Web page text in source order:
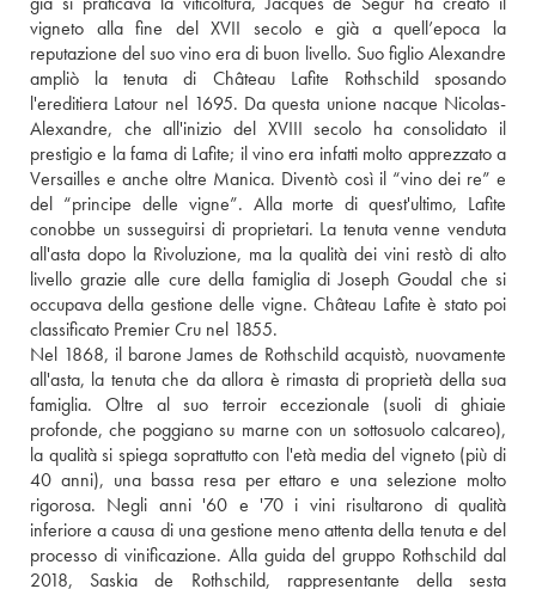
vigneto alla fine del XVII secolo e già a quell’epoca la
reputazione del suo vino era di buon livello. Suo figlio Alexandre
ampliò la tenuta di Château Lafite Rothschild sposando
l'ereditiera Latour nel 1695. Da questa unione nacque Nicolas-
Alexandre, che all'inizio del XVIII secolo ha consolidato il
prestigio e la fama di Lafite; il vino era infatti molto apprezzato a
Versailles e anche oltre Manica. Diventò così il “vino dei re” e
del “principe delle vigne”. Alla morte di quest'ultimo, Lafite
conobbe un susseguirsi di proprietari. La tenuta venne venduta
all'asta dopo la Rivoluzione, ma la qualità dei vini restò di alto
livello grazie alle cure della famiglia di Joseph Goudal che si
occupava della gestione delle vigne. Château Lafite è stato poi
classificato Premier Cru nel 1855.
Nel 1868, il barone James de Rothschild acquistò, nuovamente
all'asta, la tenuta che da allora è rimasta di proprietà della sua
famiglia. Oltre al suo terroir eccezionale (suoli di ghiaie
profonde, che poggiano su marne con un sottosuolo calcareo),
la qualità si spiega soprattutto con l'età media del vigneto (più di
40 anni), una bassa resa per ettaro e una selezione molto
rigorosa. Negli anni '60 e '70 i vini risultarono di qualità
inferiore a causa di una gestione meno attenta della tenuta e del
processo di vinificazione. Alla guida del gruppo Rothschild dal
2018, Saskia de Rothschild, rappresentante della sesta